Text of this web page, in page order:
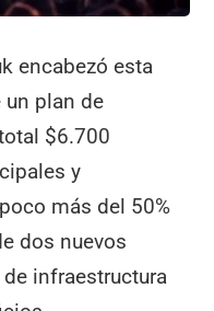
encabezó esta
un plan de
$6.700
y
más del 50%
dos nuevos
infraestructura